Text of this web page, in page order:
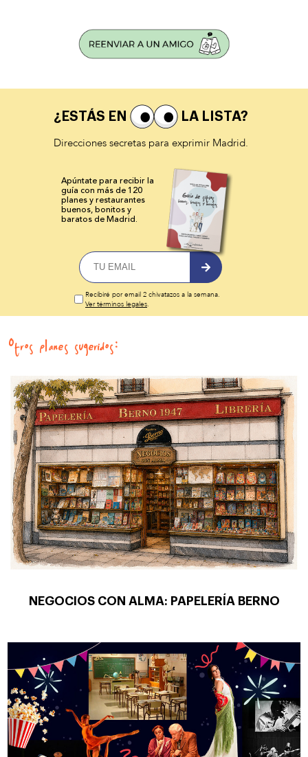
¿ESTÁS EN
LA LISTA?
Direcciones secretas para exprimir Madrid.
Apúntate para recibir la
guía con más de 120
planes y restaurantes
buenos, bonitos y
baratos de Madrid.
Recibiré por email 2 chivatazos a la semana.
Ver términos legales.
Otros planes sugeridos:
NEGOCIOS CON ALMA: PAPELERÍA BERNO